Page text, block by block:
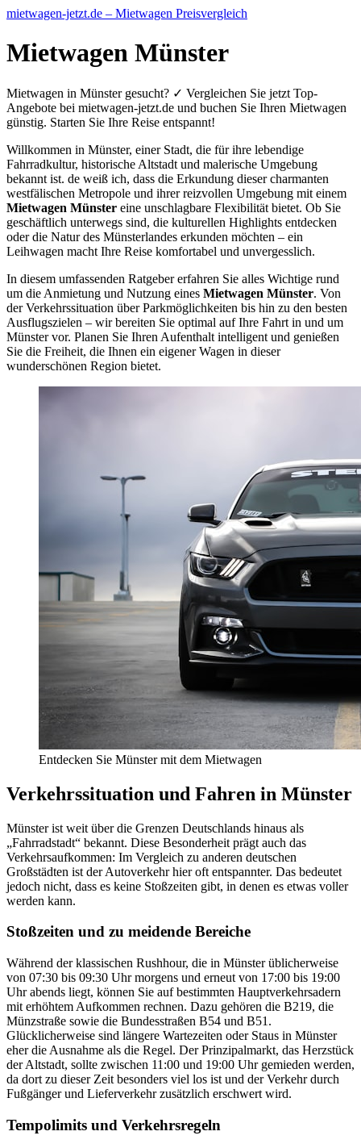
mietwagen-jetzt.de – Mietwagen Preisvergleich
Mietwagen Münster
Mietwagen in Münster gesucht? ✓ Vergleichen Sie jetzt Top-
Angebote bei mietwagen-jetzt.de und buchen Sie Ihren Mietwagen
günstig. Starten Sie Ihre Reise entspannt!
Willkommen in Münster, einer Stadt, die für ihre lebendige
Fahrradkultur, historische Altstadt und malerische Umgebung
bekannt ist. de weiß ich, dass die Erkundung dieser charmanten
westfälischen Metropole und ihrer reizvollen Umgebung mit einem
Mietwagen Münster eine unschlagbare Flexibilität bietet. Ob Sie
geschäftlich unterwegs sind, die kulturellen Highlights entdecken
oder die Natur des Münsterlandes erkunden möchten – ein
Leihwagen macht Ihre Reise komfortabel und unvergesslich.
In diesem umfassenden Ratgeber erfahren Sie alles Wichtige rund
um die Anmietung und Nutzung eines Mietwagen Münster. Von
der Verkehrssituation über Parkmöglichkeiten bis hin zu den besten
Ausflugszielen – wir bereiten Sie optimal auf Ihre Fahrt in und um
Münster vor. Planen Sie Ihren Aufenthalt intelligent und genießen
Sie die Freiheit, die Ihnen ein eigener Wagen in dieser
wunderschönen Region bietet.
Entdecken Sie Münster mit dem Mietwagen
Verkehrssituation und Fahren in Münster
Münster ist weit über die Grenzen Deutschlands hinaus als
„Fahrradstadt“ bekannt. Diese Besonderheit prägt auch das
Verkehrsaufkommen: Im Vergleich zu anderen deutschen
Großstädten ist der Autoverkehr hier oft entspannter. Das bedeutet
jedoch nicht, dass es keine Stoßzeiten gibt, in denen es etwas voller
werden kann.
Stoßzeiten und zu meidende Bereiche
Während der klassischen Rushhour, die in Münster üblicherweise
von 07:30 bis 09:30 Uhr morgens und erneut von 17:00 bis 19:00
Uhr abends liegt, können Sie auf bestimmten Hauptverkehrsadern
mit erhöhtem Aufkommen rechnen. Dazu gehören die B219, die
Münzstraße sowie die Bundesstraßen B54 und B51.
Glücklicherweise sind längere Wartezeiten oder Staus in Münster
eher die Ausnahme als die Regel. Der Prinzipalmarkt, das Herzstück
der Altstadt, sollte zwischen 11:00 und 19:00 Uhr gemieden werden,
da dort zu dieser Zeit besonders viel los ist und der Verkehr durch
Fußgänger und Lieferverkehr zusätzlich erschwert wird.
Tempolimits und Verkehrsregeln